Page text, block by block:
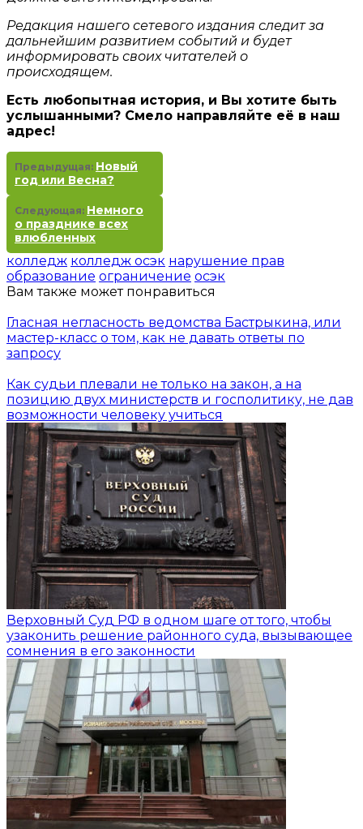
Редакция нашего сетевого издания следит за
дальнейшим развитием событий и будет
информировать своих читателей о
происходящем.
Есть любопытная история, и Вы хотите быть
услышанными? Смело направляйте её в наш
адрес!
Предыдущая: Новый
год или Весна?
Следующая: Немного
о празднике всех
влюбленных
колледж колледж осэк нарушение прав
образование ограничение осэк
Вам также может понравиться
Гласная негласность ведомства Бастрыкина, или
мастер-класс о том, как не давать ответы по
запросу
Как судьи плевали не только на закон, а на
позицию двух министерств и госполитику, не дав
возможности человеку учиться
Верховный Суд РФ в одном шаге от того, чтобы
узаконить решение районного суда, вызывающее
сомнения в его законности